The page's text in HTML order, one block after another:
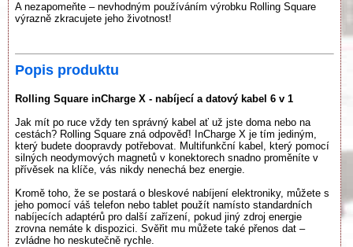
A nezapomeňte – nevhodným používáním výrobku Rolling Square
výrazně zkracujete jeho životnost!
Popis produktu
Rolling Square inCharge X - nabíjecí a datový kabel 6 v 1
Jak mít po ruce vždy ten správný kabel ať už jste doma nebo na
cestách? Rolling Square zná odpověď! InCharge X je tím jediným,
který budete doopravdy potřebovat. Multifunkční kabel, který pomocí
silných neodymových magnetů v konektorech snadno proměníte v
přívěsek na klíče, vás nikdy nenechá bez energie.
Kromě toho, že se postará o bleskové nabíjení elektroniky, můžete s
jeho pomocí váš telefon nebo tablet použít namísto standardních
nabíjecích adaptérů pro další zařízení, pokud jiný zdroj energie
zrovna nemáte k dispozici. Svěřit mu můžete také přenos dat –
zvládne ho neskutečně rychle.